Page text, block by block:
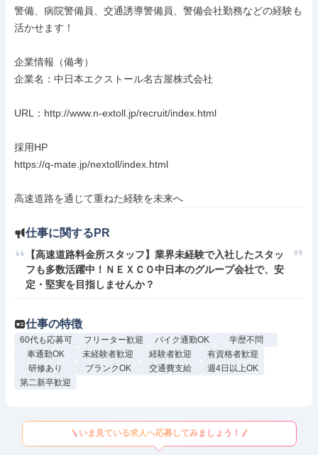
警備、病院警備員、交通誘導警備員、警備会社勤務などの経験も
活かせます！
企業情報（備考）
企業名：中日本エクストール名古屋株式会社
URL：http://www.n-extoll.jp/recruit/index.html
採用HP
https://q-mate.jp/nextoll/index.html
高速道路を通じて重ねた経験を未来へ
仕事に関するPR
【高速道路料金所スタッフ】業界未経験で入社したスタッ
フも多数活躍中！ＮＥＸＣＯ中日本のグループ会社で、安
定・堅実を目指しませんか？
仕事の特徴
60代も応募可 フリーター歓迎 バイク通勤OK
学歴不問
車通勤OK
未経験者歓迎 経験者歓迎
有資格者歓迎
研修あり
ブランクOK 交通費支給
週4日以上OK
第二新卒歓迎
いま見ている求人へ応募してみましょう！